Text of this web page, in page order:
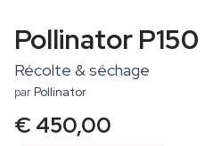
Pollinator P150
Récolte & séchage
parPollinator
€ 450,00